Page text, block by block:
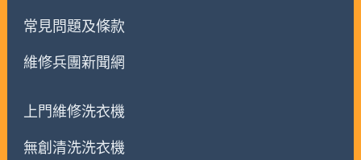
常見問題及條款
維修兵團新聞網
上門維修洗衣機
無創清洗洗衣機